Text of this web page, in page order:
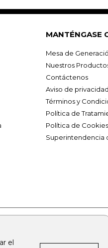
el
MANTÉNGASE
Mesa de
Nuestros
Contáctenos
Aviso de privacidad
Términos y
Política de
Política de Cookies
Superintendencia